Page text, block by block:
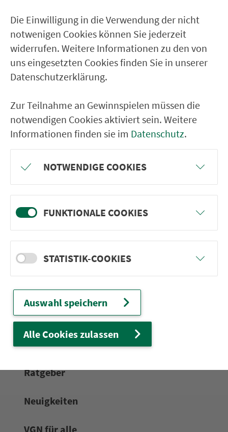
22.000 Qua­drat­ki­lo­me­ter. 130 Ver­kehrs­un­
ter­neh­men. 1.100 Linien. Eine Fahr­kar­te.
Ver­bin­dungen
Abfahrten
Tickets & Preise
Fahr­plan­ände­rungen
Wir sind für Sie da:
24h-Ser­vice­te­le­fon:
0911 27075-99
Zum Kon­taktformular
Netz & Fahrpläne
Frei­zeit-Tipps
Service
Rat­ge­ber
Neuigkeiten
VGN für alle
Die Einwilligung in die Verwendung der nicht
notwenigen Cookies können Sie jederzeit
widerrufen. Weitere Informationen zu den von
uns eingesetzten Cookies finden Sie in unserer
Datenschutzerklärung.
Zur Teilnahme an Gewinnspielen müssen die
notwendigen Cookies aktiviert sein. Weitere
Informationen finden sie im Datenschutz.
NOTWENDIGE COOKIES
FUNKTIONALE COOKIES
STATISTIK-COOKIES
Auswahl speichern
Alle Cookies zulassen